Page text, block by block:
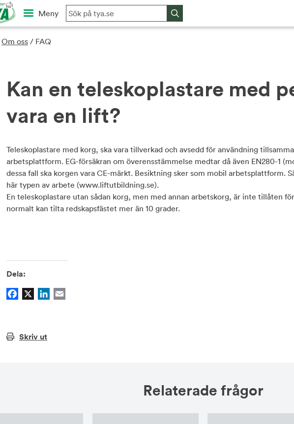
Meny
Om oss / FAQ
Kan en teleskoplastare med
vara en lift?
Teleskoplastare med korg, ska vara tillverkad och avsedd för användning
arbetsplattform. EG-försäkran om överensstämmelse medtar då även EN280-1
dessa fall ska korgen vara CE-märkt. Besiktning sker som mobil arbetsplattform.
här typen av arbete (www.liftutbildning.se).
En teleskoplastare utan sådan korg, men med annan arbetskorg, är inte tillåten
normalt kan tilta redskapsfästet mer än 10 grader.
Dela:
Facebook
LinkedIn
Skriv ut
Relaterade frågor